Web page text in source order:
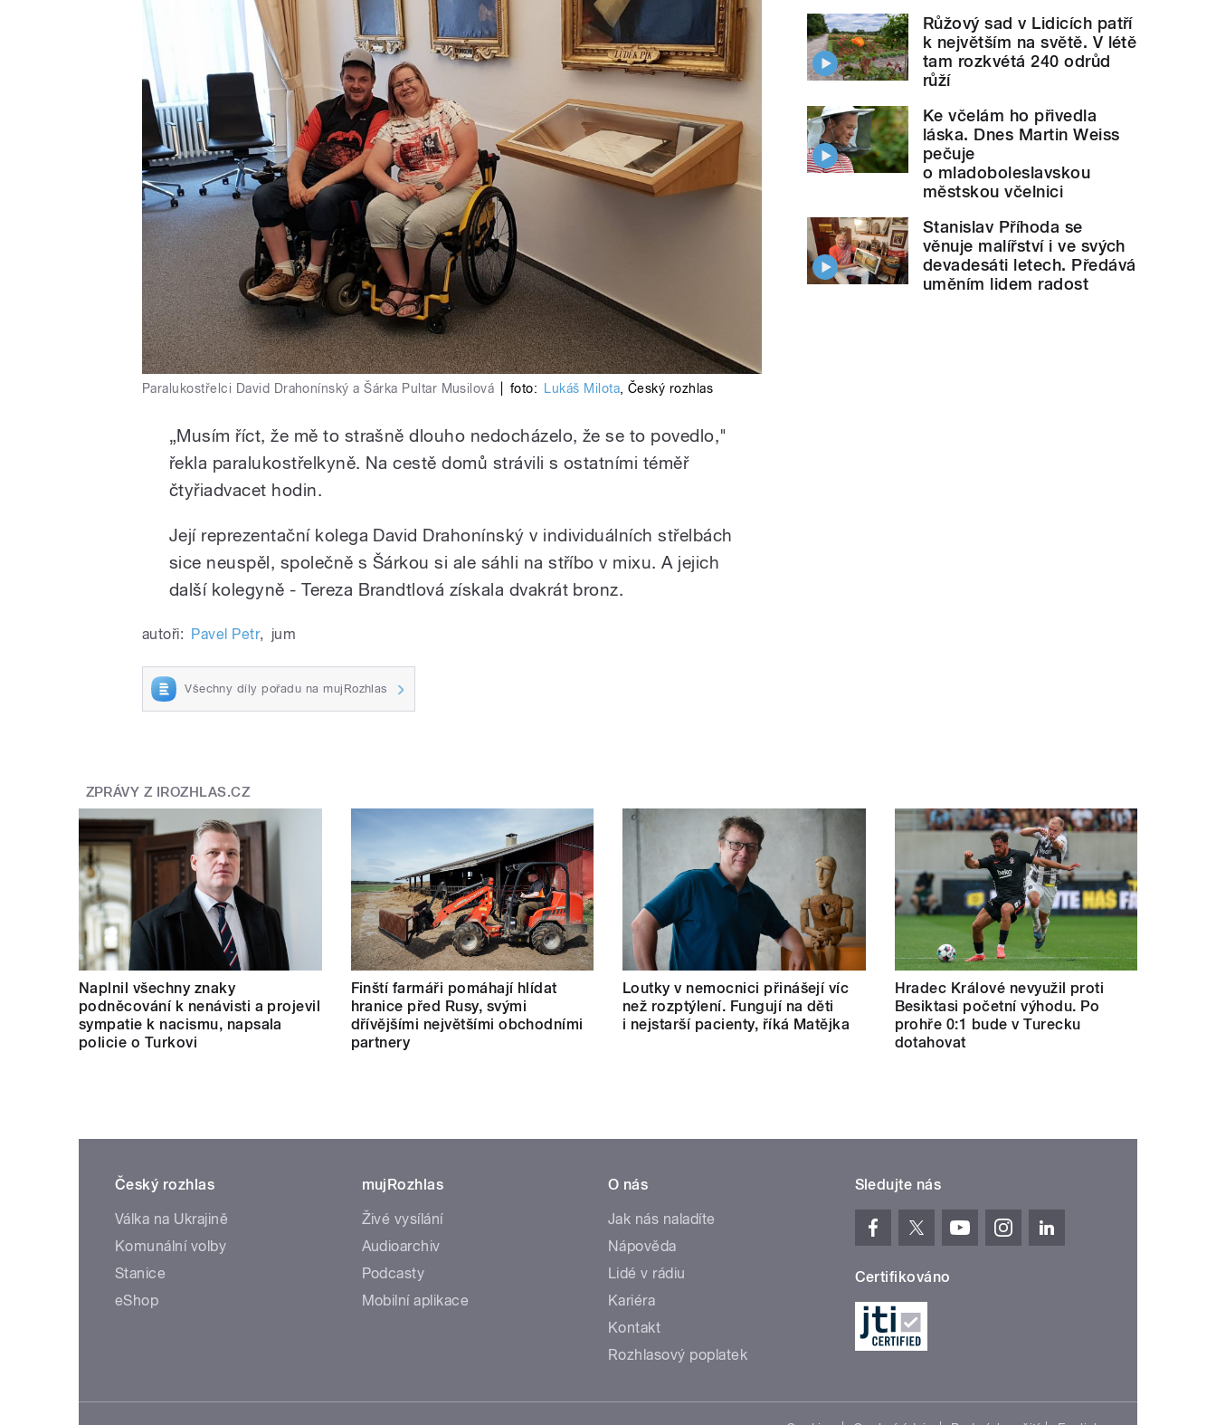
Paralukostřelci David Drahonínský a Šárka Pultar Musilová foto: Lukáš Milota, Český rozhlas
„Musím říct, že mě to strašně dlouho nedocházelo, že se to povedlo,"
řekla paralukostřelkyně. Na cestě domů strávili s ostatními téměř
čtyřiadvacet hodin.
Její reprezentační kolega David Drahonínský v individuálních střelbách
sice neuspěl, společně s Šárkou si ale sáhli na stříbo v mixu. A jejich
další kolegyně - Tereza Brandtlová získala dvakrát bronz.
autoři: Pavel Petr, jum
Všechny díly pořadu na mujRozhlas
Růžový sad v Lidicích patří
k největším na světě. V létě
tam rozkvétá 240 odrůd
růží
Ke včelám ho přivedla
láska. Dnes Martin Weiss
pečuje
o mladoboleslavskou
městskou včelnici
Stanislav Příhoda se
věnuje malířství i ve svých
devadesáti letech. Předává
uměním lidem radost
ZPRÁVY Z IROZHLAS.CZ
Naplnil všechny znaky
podněcování k nenávisti a projevil
sympatie k nacismu, napsala
policie o Turkovi
Finští farmáři pomáhají hlídat
hranice před Rusy, svými
dřívějšími největšími obchodními
partnery
Loutky v nemocnici přinášejí víc
než rozptýlení. Fungují na děti
i nejstarší pacienty, říká Matějka
Hradec Králové nevyužil proti
Besiktasi početní výhodu. Po
prohře 0:1 bude v Turecku
dotahovat
Český rozhlas
Válka na Ukrajině
Komunální volby
Stanice
eShop
mujRozhlas
Živé vysílání
Audioarchiv
Podcasty
Mobilní aplikace
O nás
Jak nás naladíte
Nápověda
Lidé v rádiu
Kariéra
Kontakt
Rozhlasový poplatek
Sledujte nás
Certifikováno